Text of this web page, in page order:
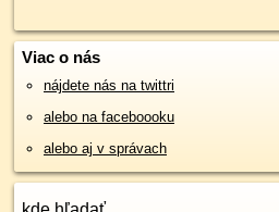
Viac o nás
nájdete nás na twittri
alebo na faceboooku
alebo aj v správach